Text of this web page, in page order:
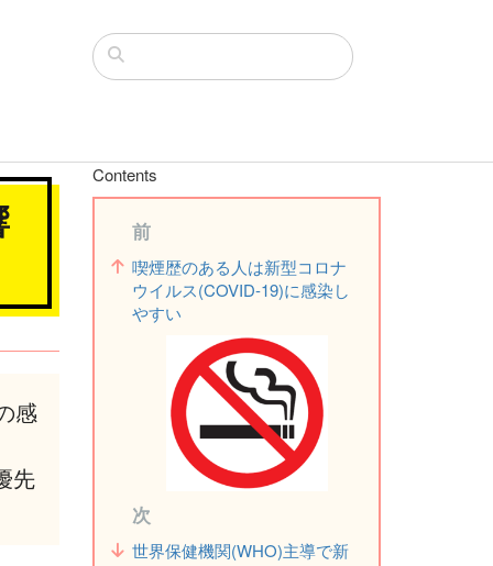
感
先
Contents
前
喫煙歴のある人は新型コロナ
ウイルス(COVID-19)に感染し
やすい
次
世界保健機関(WHO)主導で新